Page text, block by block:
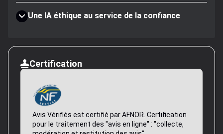
Une IA éthique au service de la confiance
Certification
Avis Vérifiés est certifié par AFNOR. Certification
pour le traitement des "avis en ligne" : "collecte,